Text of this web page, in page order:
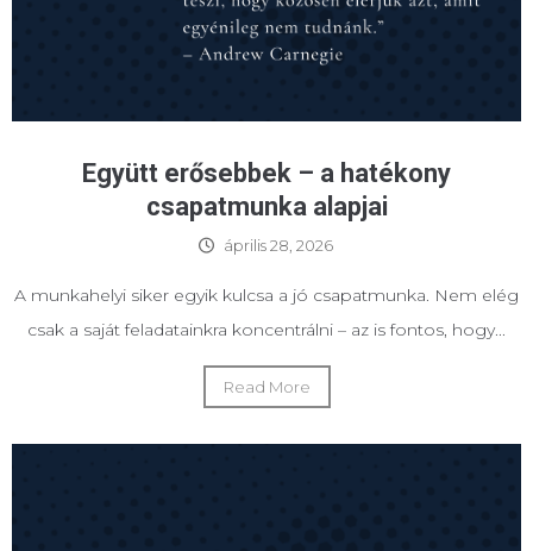
Együtt erősebbek – a hatékony
csapatmunka alapjai
április 28, 2026
A munkahelyi siker egyik kulcsa a jó csapatmunka. Nem elég
csak a saját feladatainkra koncentrálni – az is fontos, hogy...
Read More